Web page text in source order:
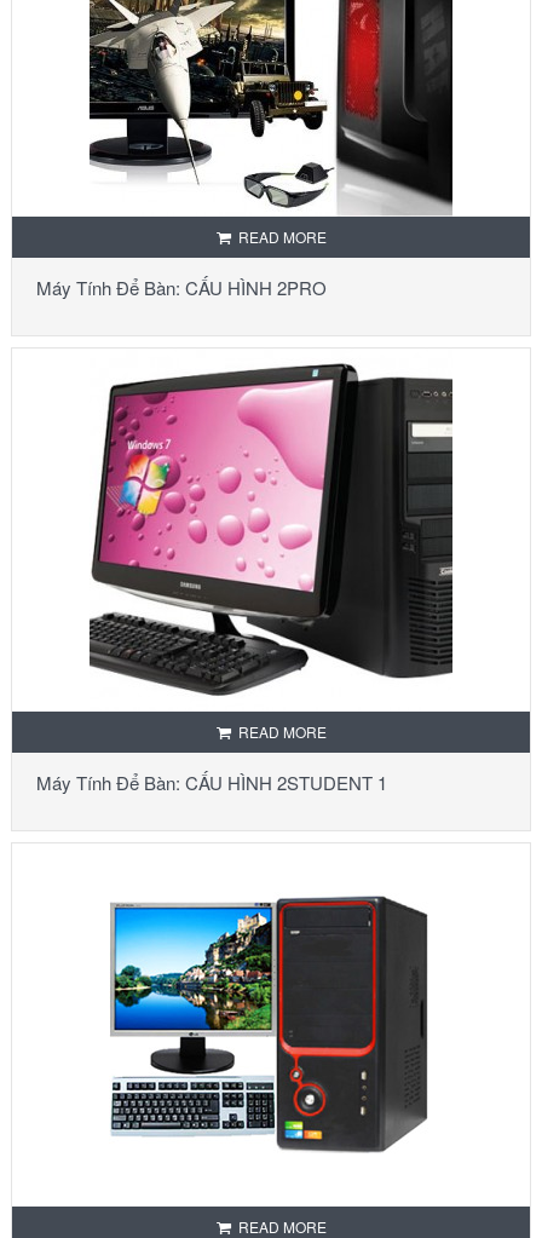
READ MORE
Máy Tính Để Bàn: CẤU HÌNH 2PRO
READ MORE
Máy Tính Để Bàn: CẤU HÌNH 2STUDENT 1
READ MORE